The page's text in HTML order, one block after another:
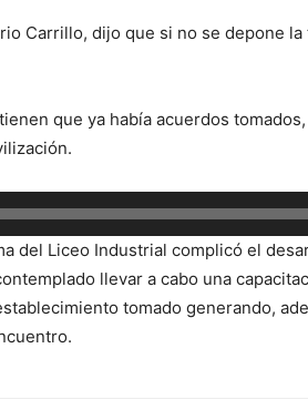
Carrillo, dijo que si no se depone
que ya había acuerdos
del Liceo Industrial complicó el
llevar a cabo una
tomado generando,